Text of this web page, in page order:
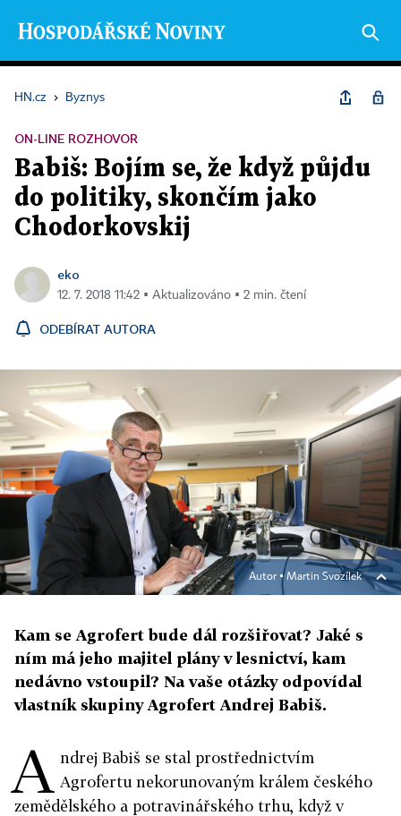
HN.cz › Byznys
ON-LINE ROZHOVOR
Babiš: Bojím se, že když půjdu
do politiky, skončím jako
Chodorkovskij
eko
12. 7. 2018 11:42 ▪ Aktualizováno ▪ 2 min. čtení
ODEBÍRAT AUTORA
Autor ▪Martin Svozílek
Kam se Agrofert bude dál rozšiřovat? Jaké s
ním má jeho majitel plány v lesnictví, kam
nedávno vstoupil? Na vaše otázky odpovídal
vlastník skupiny Agrofert Andrej Babiš.
A ndrej Babiš se stal prostřednictvím
Agrofertu nekorunovaným králem českého
zemědělského a potravinářského trhu, když v